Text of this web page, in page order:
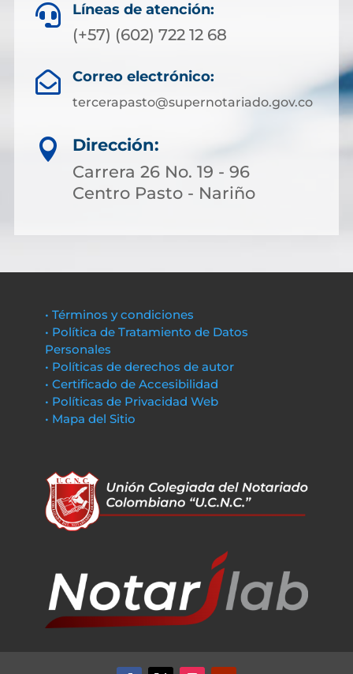
 Líneas de atención:
(+57) (602) 722 12 68
 Correo electrónico:
tercerapasto@supernotariado.gov.co

Dirección:
Carrera 26 No. 19 - 96
Centro Pasto - Nariño
• Términos y condiciones
• Política de Tratamiento de Datos
Personales
• Políticas de derechos de autor
• Certificado de Accesibilidad
• Políticas de Privacidad Web
• Mapa del Sitio